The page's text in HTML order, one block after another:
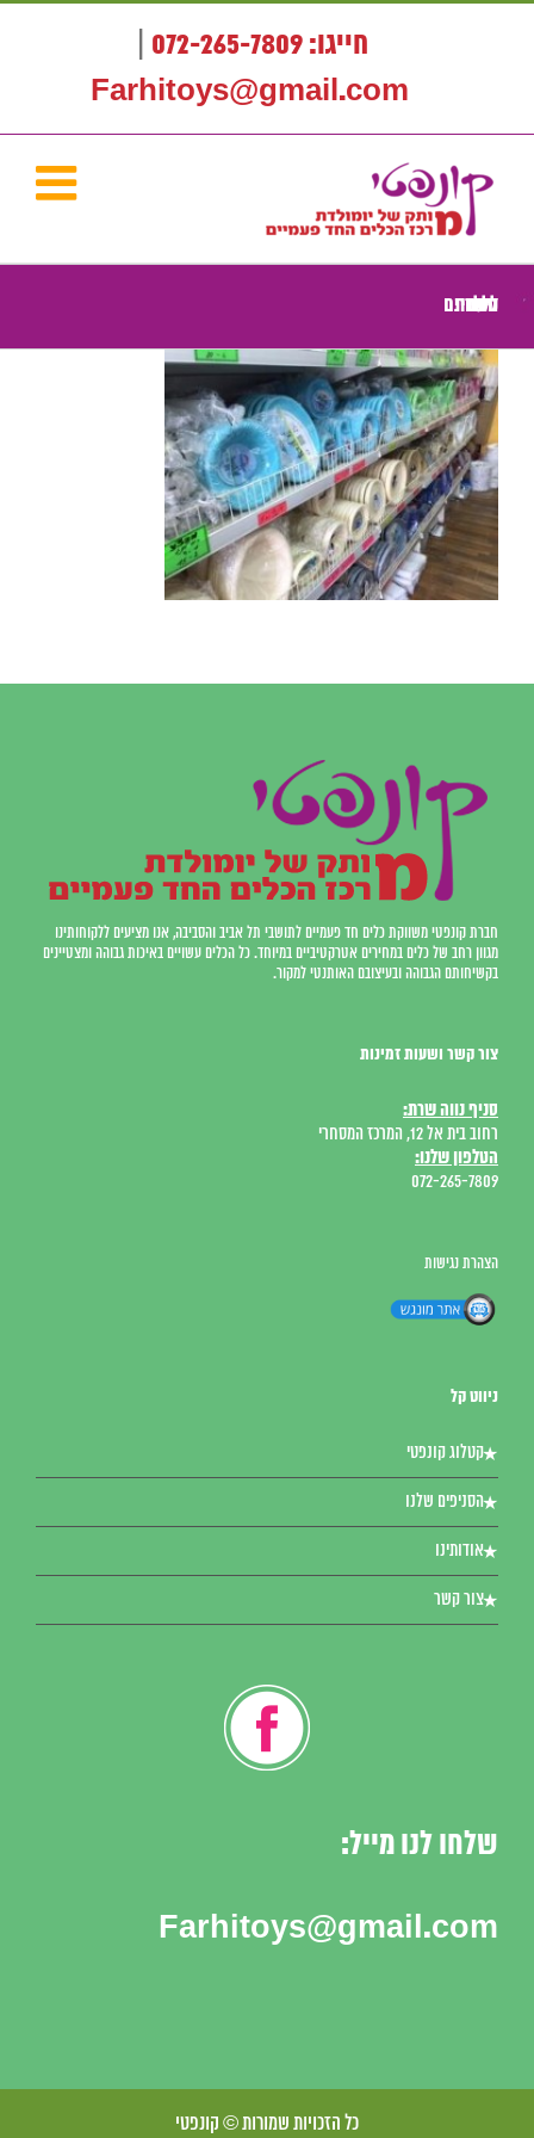
דלג
חייגו: 072-265-7809
Farhitoys@gmail.com
כלים חד פעמיים לימי הולדת
חברת קונפטי משווקת כלים חד פעמיים לתושבי תל אביב והסביבה, אנו מציעים ללקוחותינו
מגוון רחב של כלים במחירים אטרקטיביים במיוחד. כל הכלים עשויים באיכות גבוהה ומצטיינים
בקשיחותם הגבוהה ובעיצובם האותנטי למקור.
צור קשר ושעות זמינות
סניף נווה שרת:
רחוב בית אל 12, המרכז המסחרי
הטלפון שלנו:
072-265-7809
הצהרת נגישות
ניווט קל
קטלוג קונפטי
הסניפים שלנו
אודותינו
צור קשר
שלחו לנו מייל:
Farhitoys@gmail.com
כל הזכויות שמורות © קונפטי